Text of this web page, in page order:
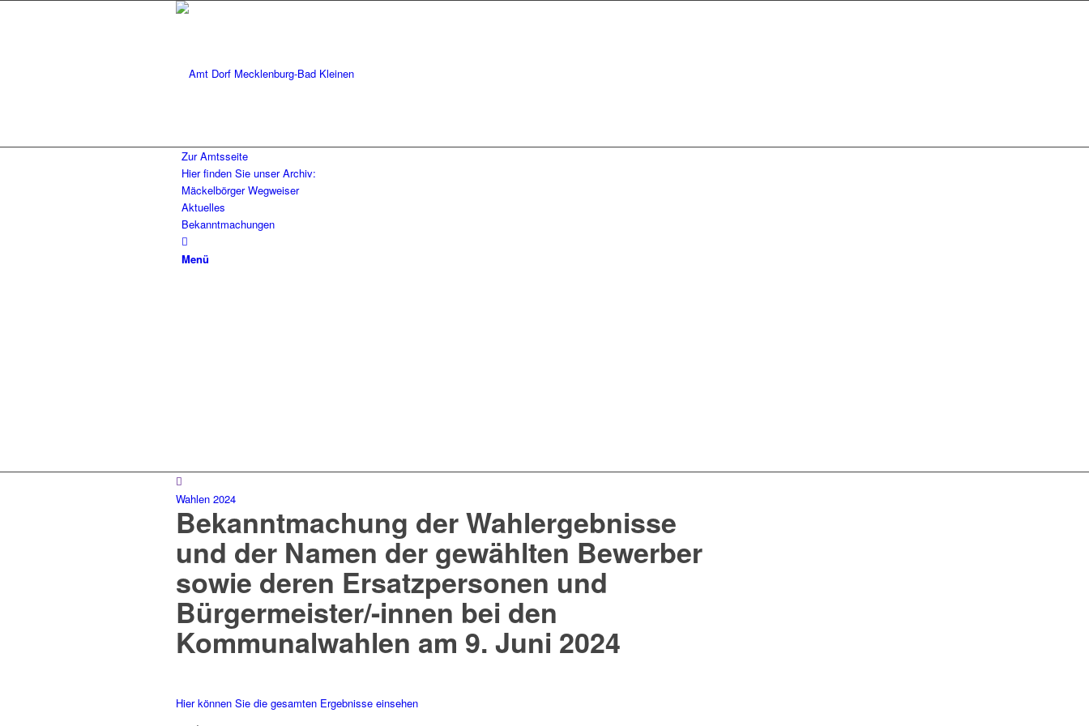
Zur Amtsseite
Hier finden Sie unser Archiv:
Mäckelbörger Wegweiser
Aktuelles
Bekanntmachungen
Menü
Wahlen 2024
Bekanntmachung der Wahlergebnisse
und der Namen der gewählten Bewerber
sowie deren Ersatzpersonen und
Bürgermeister/-innen bei den
Kommunalwahlen am 9. Juni 2024
Hier können Sie die gesamten Ergebnisse einsehen